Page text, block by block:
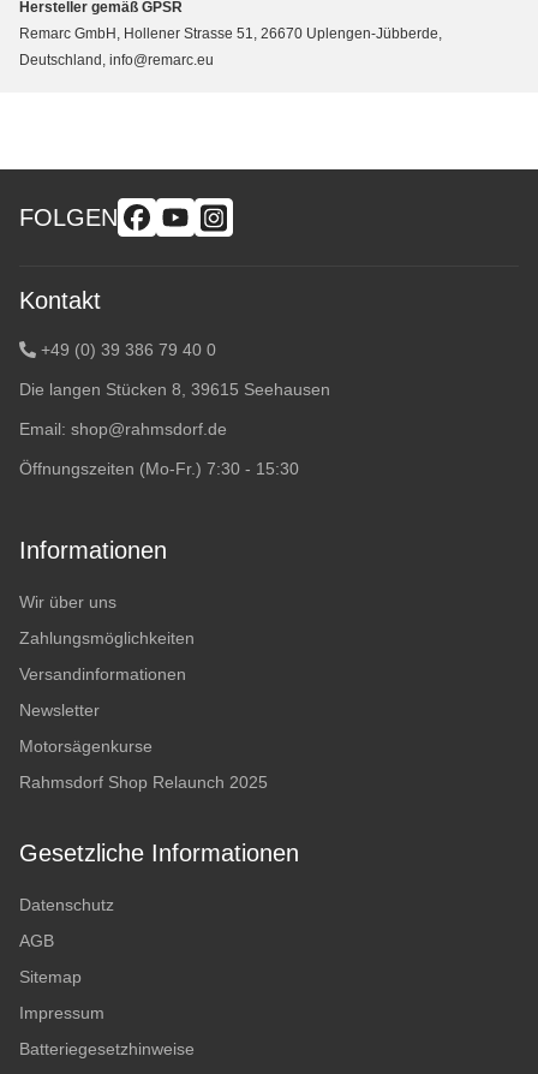
Hersteller gemäß GPSR
Remarc GmbH, Hollener Strasse 51, 26670 Uplengen-Jübberde,
Deutschland, info@remarc.eu
FOLGEN
Kontakt
+49 (0) 39 386 79 40 0
Die langen Stücken 8, 39615 Seehausen
Email: shop@rahmsdorf.de
Öffnungszeiten (Mo-Fr.) 7:30 - 15:30
Informationen
Wir über uns
Zahlungsmöglichkeiten
Versandinformationen
Newsletter
Motorsägenkurse
Rahmsdorf Shop Relaunch 2025
Gesetzliche Informationen
Datenschutz
AGB
Sitemap
Impressum
Batteriegesetzhinweise